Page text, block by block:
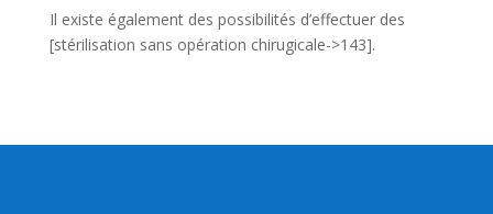
Il existe également des possibilités d’effectuer des
[stérilisation sans opération chirugicale->143].